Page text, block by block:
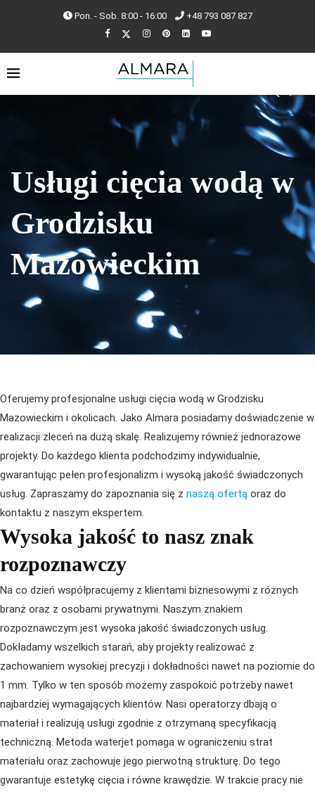
Pon. - Sob. 8:00 - 16:00 +48 793 087 827
Usługi cięcia wodą w
Grodzisku
Mazowieckim
Oferujemy profesjonalne usługi cięcia wodą w Grodzisku
Mazowieckim i okolicach. Jako Almara posiadamy doświadczenie w
realizacji zleceń na dużą skalę. Realizujemy również jednorazowe
projekty. Do każdego klienta podchodzimy indywidualnie,
gwarantując pełen profesjonalizm i wysoką jakość świadczonych
usług. Zapraszamy do zapoznania się z naszą ofertą oraz do
kontaktu z naszym ekspertem.
Wysoka jakość to nasz znak
rozpoznawczy
Na co dzień współpracujemy z klientami biznesowymi z różnych
branż oraz z osobami prywatnymi. Naszym znakiem
rozpoznawczym jest wysoka jakość świadczonych usług.
Dokładamy wszelkich starań, aby projekty realizować z
zachowaniem wysokiej precyzji i dokładności nawet na poziomie do
1 mm. Tylko w ten sposób możemy zaspokoić potrzeby nawet
najbardziej wymagających klientów. Nasi operatorzy dbają o
materiał i realizują usługi zgodnie z otrzymaną specyfikacją
techniczną. Metoda waterjet pomaga w ograniczeniu strat
materiału oraz zachowuje jego pierwotną strukturę. Do tego
gwarantuje estetykę cięcia i równe krawędzie. W trakcie pracy nie